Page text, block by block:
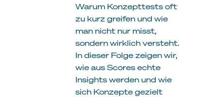
Warum Konzepttests oft
zu kurz greifen und wie
man nicht nur misst,
sondern wirklich versteht.
In dieser Folge zeigen wir,
wie aus Scores echte
Insights werden und wie
sich Konzepte gezielt